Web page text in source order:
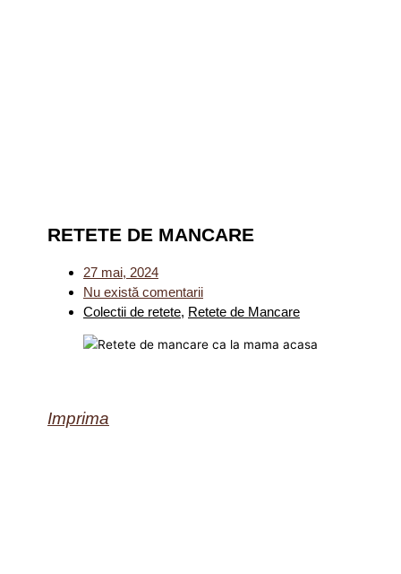
RETETE DE MANCARE
27 mai, 2024
Nu există comentarii
Colectii de retete, Retete de Mancare
Imprima